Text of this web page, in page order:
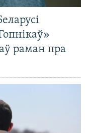
раман пра